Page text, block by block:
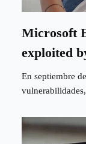
Microsoft
exploited
En septiembre